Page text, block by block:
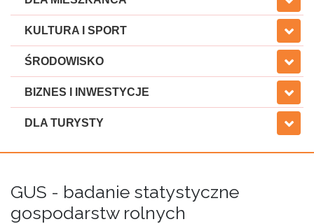
KULTURA I SPORT
ŚRODOWISKO
BIZNES I INWESTYCJE
DLA TURYSTY
GUS - badanie statystyczne
gospodarstw rolnych